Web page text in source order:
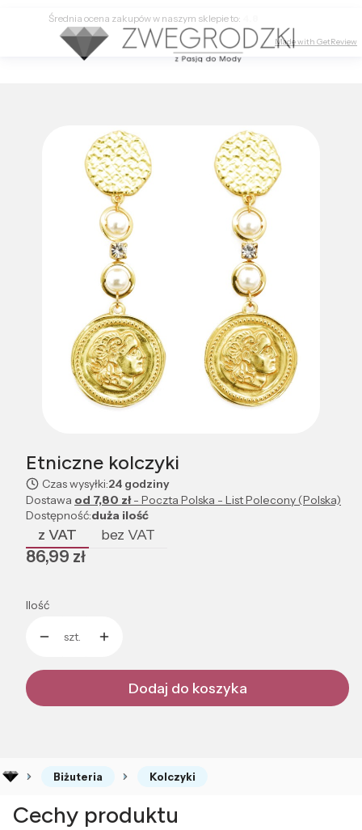
Etniczne kolczyki
Czas wysyłki:24 godziny
Dostawa od 7,80 zł- Poczta Polska - List Polecony (Polska)
Dostępność:duża ilość
z VAT bez VAT
Cena
86,99 zł
Ilość
szt.
Dodaj do koszyka
Biżuteria Kolczyki
Cechy produktu
Średnia ocena zakupów w naszym sklepie to:
Made with GetReview